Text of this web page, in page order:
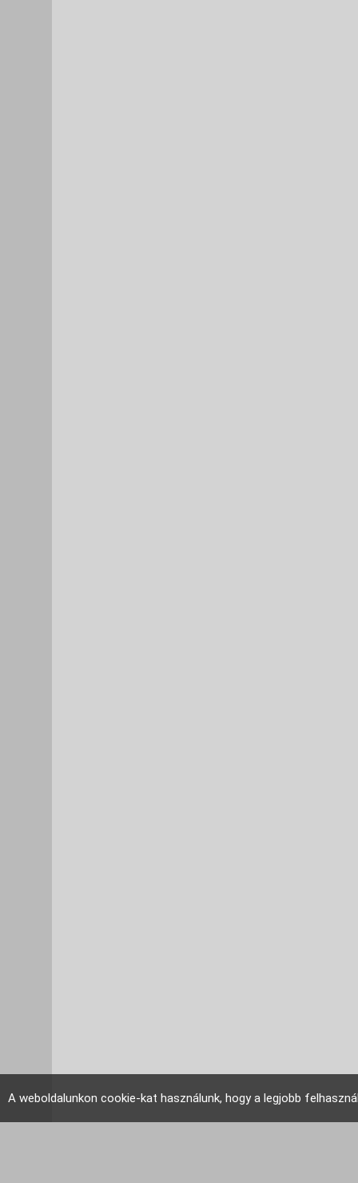
A weboldalunkon cookie-kat használunk, hogy a legjobb